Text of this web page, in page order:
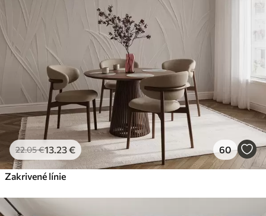
22.05€13 .23€ 60
Zakrivené línie